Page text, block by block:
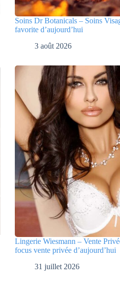
Soins Dr Botanicals – Soins
favorite d’aujourd’hui
3 août 2026
Lingerie Wiesmann – Vente
focus vente privée d’aujourd’hui
31 juillet 2026